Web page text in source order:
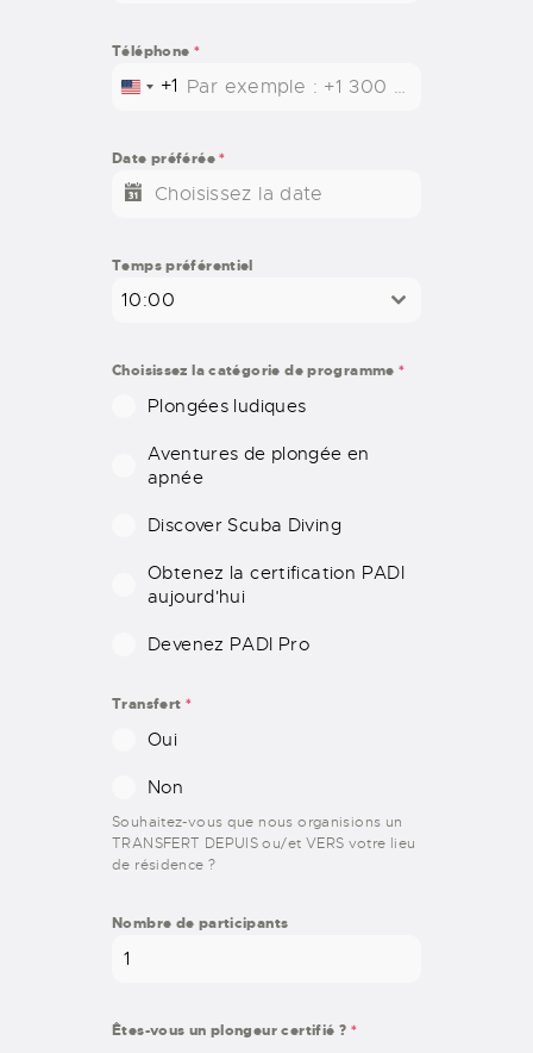
Téléphone *
U
E
A
E
+1
Date préférée*
Temps préférentiel
10:00
Choisissez la catégorie de programme*
Plongées ludiques
Aventures de plongée en
apnée
Discover Scuba Diving
Obtenez la certification PADI
aujourd'hui
Devenez PADI Pro
Transfert *
Oui
Non
Souhaitez-vous que nous organisions un
TRANSFERT DEPUIS ou/et VERS votre lieu
de résidence ?
Nombre de participants
Êtes-vous un plongeur certifié ? *